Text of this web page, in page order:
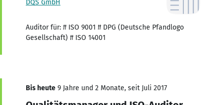
DQS GmbH
Auditor für: # ISO 9001 # DPG (Deutsche Pfandlogo
Gesellschaft) # ISO 14001
Bis heute 9 Jahre und 2 Monate, seit Juli 2017